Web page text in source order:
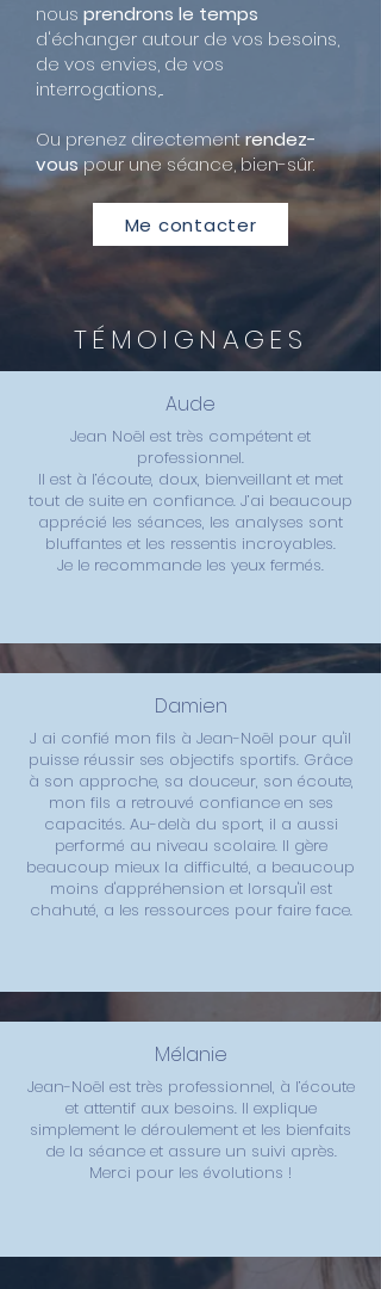
nous prendrons le temps
d'échanger autour de vos besoins,
de vos envies, de vos
interrogations,...
Ou prenez directementrendez-
vouspour une séance, bien-sûr.
Me contacter
TÉMOIGNAGES
Aude
Jean Noël est très compétent et
professionnel.
Il est à l’écoute, doux, bienveillant et met
tout de suite en confiance. J’ai beaucoup
apprécié les séances, les analyses sont
bluffantes et les ressentis incroyables.
Je le recommande les yeux fermés.
Damien
J ai confié mon fils à Jean-Noël pour qu'il
puisse réussir ses objectifs sportifs. Grâce
à son approche, sa douceur, son écoute,
mon fils a retrouvé confiance en ses
capacités. Au-delà du sport, il a aussi
performé au niveau scolaire. Il gère
beaucoup mieux la difficulté, a beaucoup
moins d'appréhension et lorsqu'il est
chahuté, a les ressources pour faire face.
Mélanie
Jean-Noël est très professionnel, à l’écoute
et attentif aux besoins. Il explique
simplement le déroulement et les bienfaits
de la séance et assure un suivi après.
Merci pour les évolutions !